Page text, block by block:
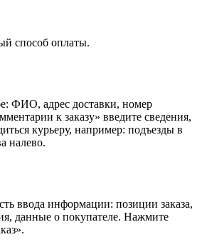
способ оплаты.
ФИО, адрес доставки, номер
к заказу» введите сведения,
курьеру, например: подъезды в
налево.
ввода информации: позиции заказа,
данные о покупателе. Нажмите